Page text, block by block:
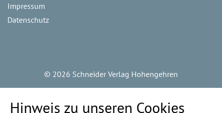
Impressum
Datenschutz
© 2026 Schneider Verlag Hohengehren
Hinweis zu unseren Cookies